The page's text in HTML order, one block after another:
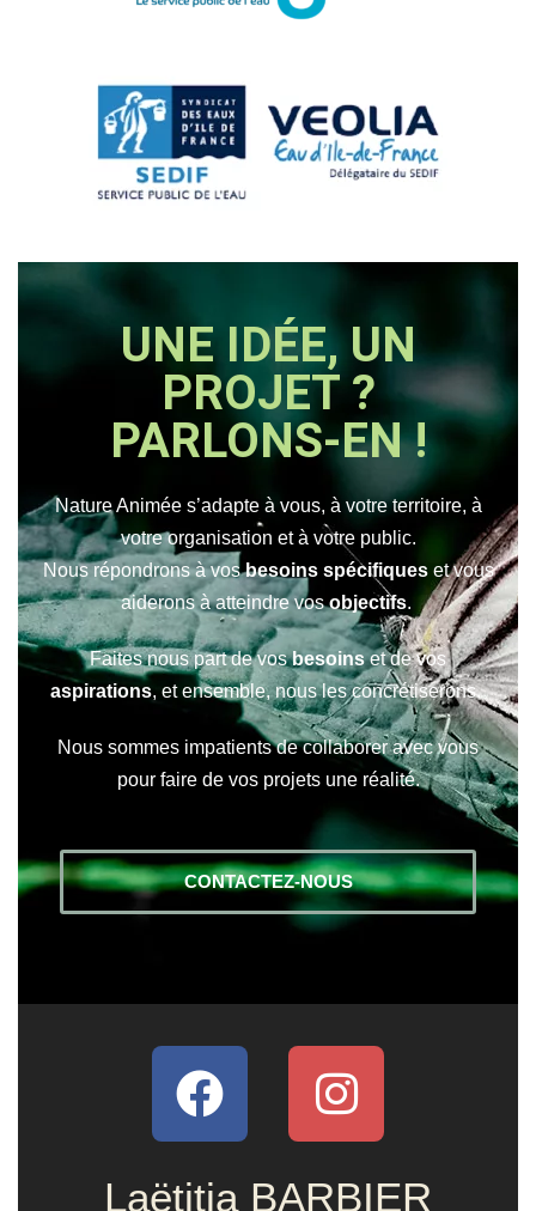
UNE IDÉE, UN
PROJET ?
PARLONS-EN !
Nature Animée s’adapte à vous, à votre territoire, à
votre organisation et à votre public.
Nous répondronsà vosbesoins spécifiqueset vous
aiderons à atteindre vosobjectifs.
Faites nous part de vosbesoinset de vos
aspirations, et ensemble, nous les concrétiserons.
Nous sommes impatients de collaborer avec vous
pour faire de vos projets une réalité.
CONTACTEZ-NOUS
Laëtitia BARBIER